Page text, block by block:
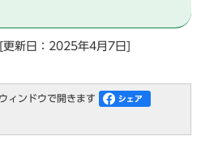
[更新日：2025年4月7日]
ィンドウで開きます